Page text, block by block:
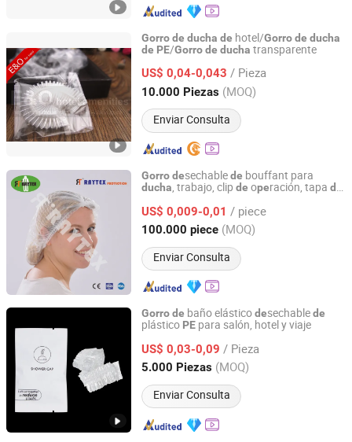
Gorrode ducha de hotel/Gorrode ducha
de PE/Gorrode ducha transparente
US$ 0,04-0,043 / Pieza
10.000 Piezas (MOQ)
Enviar Consulta
EO Plastic Household Chemicals Co., Ltd. of Yangzhou
Jiangsu, China Desde 2012
Gorrodesechablede bouffant para
ducha, trabajo, clip de operación, tapa de
US$ 0,009-0,01 / piece
100.000 piece (MOQ)
Enviar Consulta
Wuhan Raytex Protection Co., Ltd.
Hubei, China Desde 2012
Gorrode baño elásticodesechablede
plástico PE para salón, hotel y viaje
US$ 0,03-0,09 / Pieza
5.000 Piezas (MOQ)
Enviar Consulta
Jiangsu Leju Cosmetics Co., Ltd.
Jiangsu, China Desde 2025